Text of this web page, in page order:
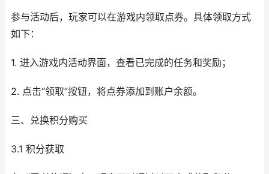
参与活动后，玩家可以在游戏内领取点券。具体领取方式
如下：
1. 进入游戏内活动界面，查看已完成的任务和奖励；
2. 点击“领取”按钮，将点券添加到账户余额。
三、兑换积分购买
3.1 积分获取